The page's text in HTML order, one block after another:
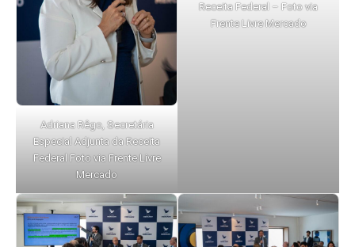
Adriana Rêgo, Secretária
Especial Adjunta da Receita
Federal Foto via Frente Livre
Mercado
Receita Federal – Foto via
Frente Livre Mercado